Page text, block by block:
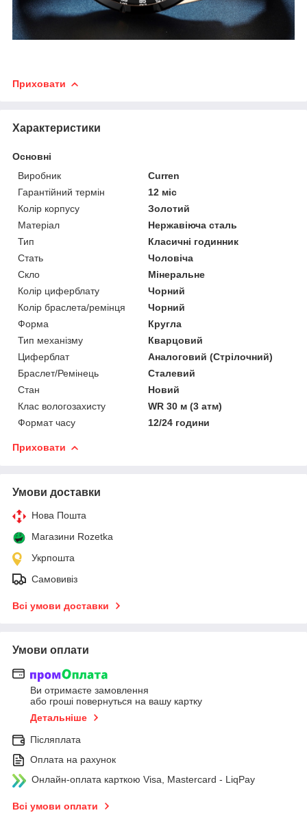
Приховати
Характеристики
Основні
Виробник
Curren
Гарантійний термін
12 міс
Колір корпусу
Золотий
Матеріал
Нержавіюча сталь
Тип
Класичні годинник
Стать
Чоловіча
Скло
Мінеральне
Колір циферблату
Чорний
Колір браслета/ремінця
Чорний
Форма
Кругла
Тип механізму
Кварцовий
Циферблат
Аналоговий (Стрілочний)
Браслет/Ремінець
Сталевий
Стан
Новий
Клас вологозахисту
WR 30 м (3 атм)
Формат часу
12/24 години
Приховати
Умови доставки
Нова Пошта
Магазини Rozetka
Укрпошта
Самовивіз
Всі умови доставки
Умови оплати
Ви отримаєте замовлення
або гроші повернуться на вашу картку
Детальніше
Післяплата
Оплата на рахунок
Онлайн-оплата карткою Visa, Mastercard - LiqPay
Всі умови оплати